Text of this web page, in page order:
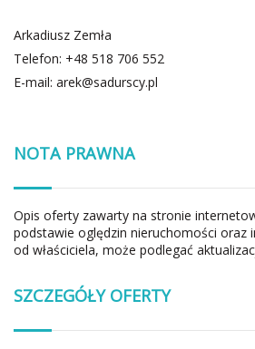
Arkadiusz Zemła
Telefon: +48 518 706 552
E-mail: arek@sadurscy.pl
NOTA PRAWNA
Opis oferty zawarty na stronie
podstawie oględzin nieruchomości oraz
od właściciela, może podlegać
SZCZEGÓŁY OFERTY